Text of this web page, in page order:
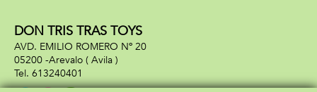
DON TRIS TRAS TOYS
AVD. EMILIO ROMERO Nº 20
05200 -Arevalo ( Avila )
613240401